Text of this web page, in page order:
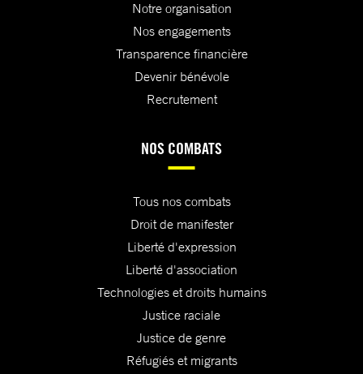
Notre organisation
Nos engagements
Transparence financière
Devenir bénévole
Recrutement
NOS COMBATS
Tous nos combats
Droit de manifester
Liberté d'expression
Liberté d'association
Technologies et droits humains
Justice raciale
Justice de genre
Réfugiés et migrants